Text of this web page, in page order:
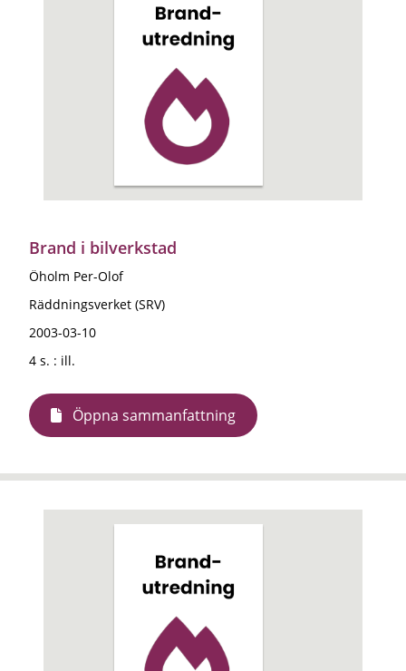
Brand i bilverkstad
Öholm Per-Olof
Räddningsverket (SRV)
2003-03-10
4 s. : ill.
Öppna sammanfattning